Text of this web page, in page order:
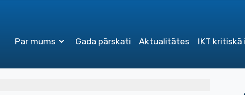
Par mums Gada pārskati Aktualitātes IKT